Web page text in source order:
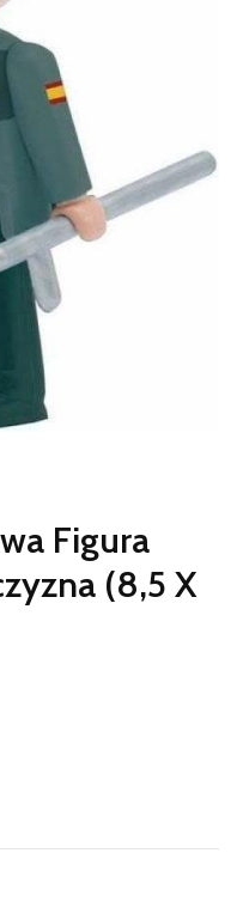
Figura
(8,5 X